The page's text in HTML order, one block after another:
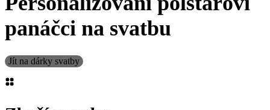
panáčci na svatbu
Jít na dárky svatby